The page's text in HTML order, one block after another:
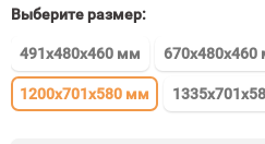
Выберите размер:
491x480x460 мм 670x480x460
1200x701x580 мм